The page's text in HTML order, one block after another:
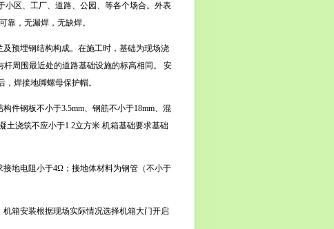
小区、工厂、道路、公园、等各个场合。外表
靠，无漏焊，无缺焊。
预埋钢结构构成。在施工时，基础为现场浇
周围最近处的道路基础设施的标高相同。 安
焊接地脚螺母保护帽。
构件钢板不小于3.5mm、钢筋不小于18mm、混
土浇筑不应小于1.2立方米.机箱基础要求基础
接地电阻小于4Ω；接地体材料为钢管（不小于
箱安装根据现场实际情况选择机箱大门开启